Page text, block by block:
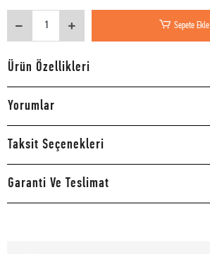
Sepete Ekle
Ürün Özellikleri
Yorumlar
Taksit Seçenekleri
Garanti Ve Teslimat